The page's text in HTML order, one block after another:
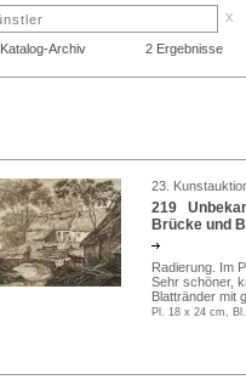
x
Katalog-Archiv 2 Ergebnisse
23.
219
Brücke und
Radierung. Im
Sehr schöner,
Blattränder mit
Pl. 18 x 24 cm,